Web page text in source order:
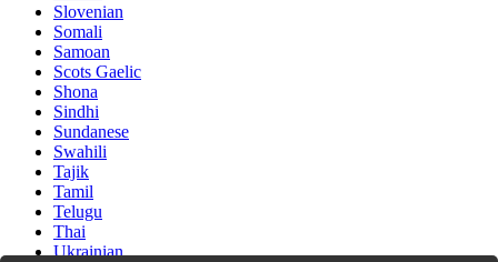
Slovenian
Somali
Samoan
Scots Gaelic
Shona
Sindhi
Sundanese
Swahili
Tajik
Tamil
Telugu
Thai
Ukrainian